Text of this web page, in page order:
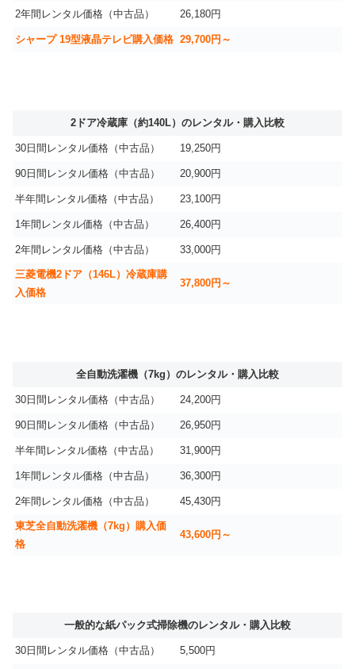
2年間レンタル価格（中古品） 26,180円
シャープ 19型液晶テレビ購入価格 29,700円～
2ドア冷蔵庫（約140L）のレンタル・購入比較
30日間レンタル価格（中古品） 19,250円
90日間レンタル価格（中古品） 20,900円
半年間レンタル価格（中古品） 23,100円
1年間レンタル価格（中古品） 26,400円
2年間レンタル価格（中古品） 33,000円
三菱電機2ドア（146L）冷蔵庫購
入価格
37,800円～
全自動洗濯機（7kg）のレンタル・購入比較
30日間レンタル価格（中古品） 24,200円
90日間レンタル価格（中古品） 26,950円
半年間レンタル価格（中古品） 31,900円
1年間レンタル価格（中古品） 36,300円
2年間レンタル価格（中古品） 45,430円
東芝全自動洗濯機（7kg）購入価
格
43,600円～
一般的な紙パック式掃除機のレンタル・購入比較
30日間レンタル価格（中古品） 5,500円